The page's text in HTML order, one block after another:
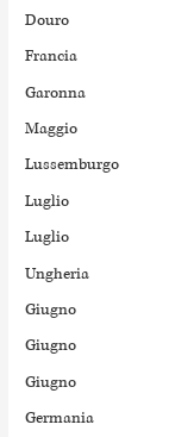
Douro
Francia
Garonna
Maggio
Lussemburgo
Luglio
Luglio
Ungheria
Giugno
Giugno
Giugno
Germania